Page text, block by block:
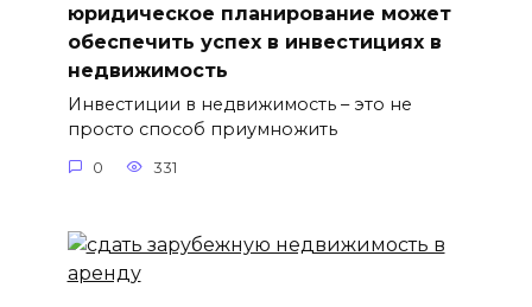
юридическое планирование может
обеспечить успех в инвестициях в
недвижимость
Инвестиции в недвижимость – это не
просто способ приумножить
0 331